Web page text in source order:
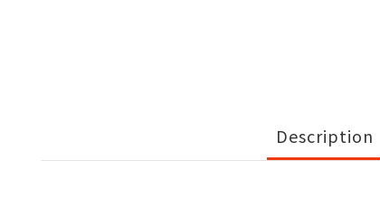
Description